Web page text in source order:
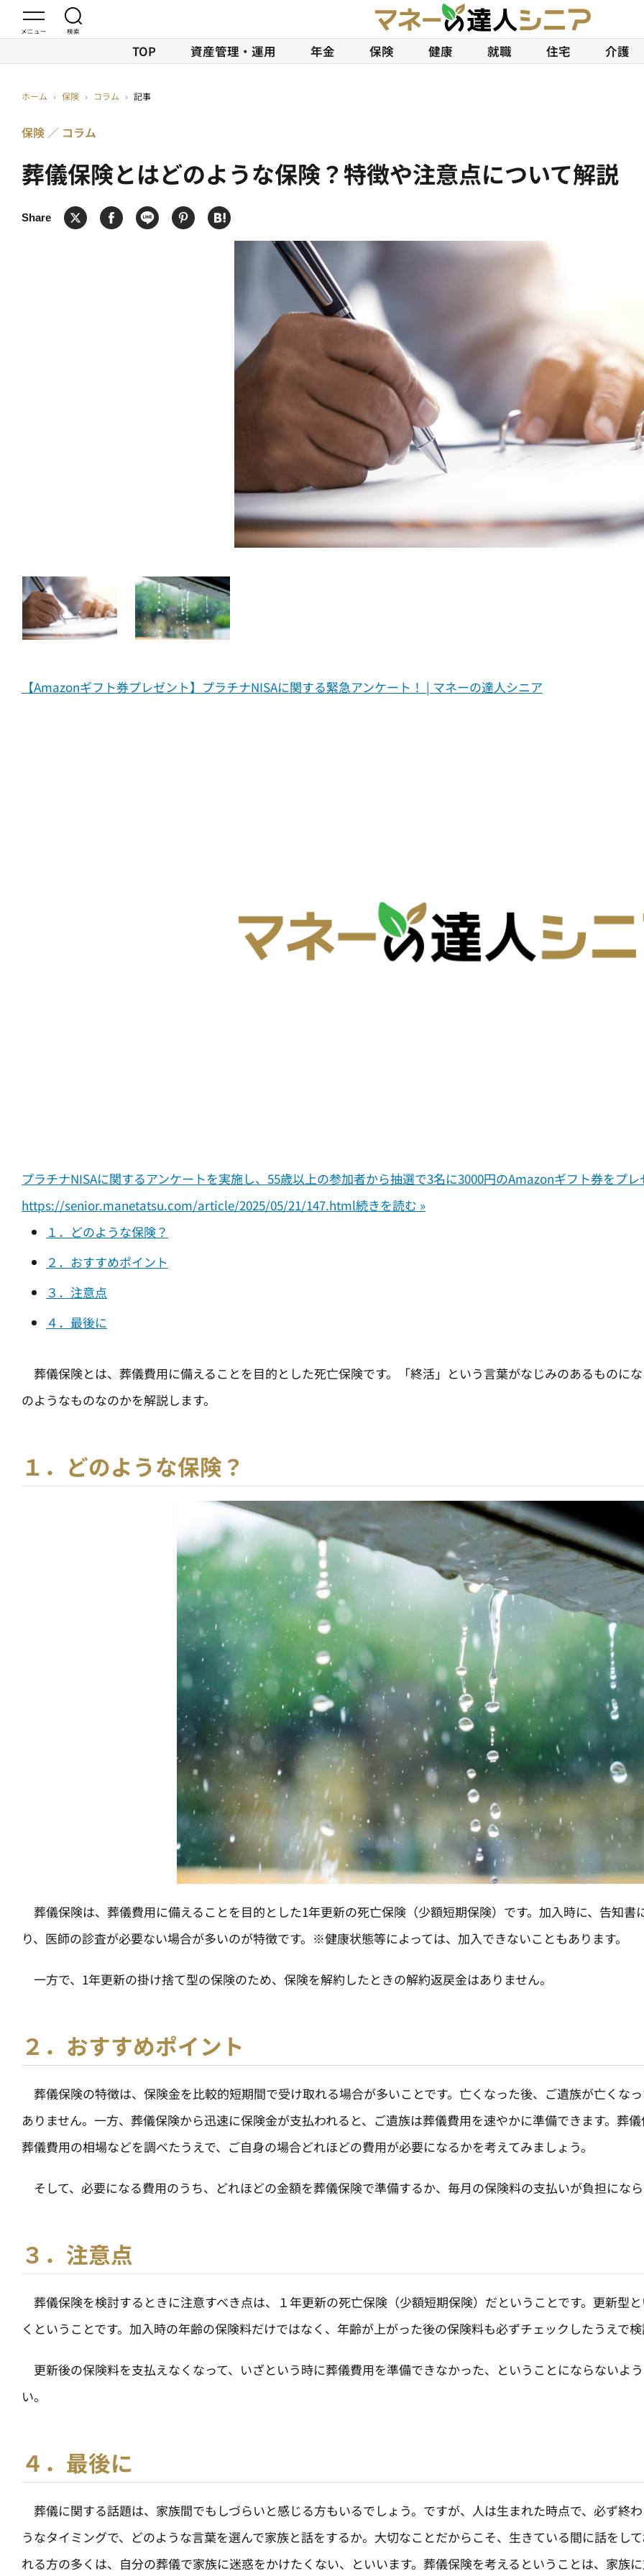
TOP 資産管理・運用 年金 保険 健康 就職 住宅 介護
ホーム › 保険 › コラム › 記事
葬儀保険とはどのような保険？特徴や注意点について解説
保険 コラム
【Amazonギフト券プレゼント】プラチナNISAに関する緊急アンケート！ | マネーの達人シニア
プラチナNISAに関するアンケートを実施し、55歳以上の参加者から抽選で3名に3000円のAmazonギフト券をプレ
https://senior.manetatsu.com/article/2025/05/21/147.html続きを読む »
１．どのような保険？
２．おすすめポイント
３．注意点
４．最後に
葬儀保険とは、葬儀費用に備えることを目的とした死亡保険です。「終活」という言葉がなじみのあるものに
のようなものなのかを解説します。
１．どのような保険？
葬儀保険は、葬儀費用に備えることを目的とした1年更新の死亡保険（少額短期保険）です。加入時に、告知
り、医師の診査が必要ない場合が多いのが特徴です。※健康状態等によっては、加入できないこともあります。
一方で、1年更新の掛け捨て型の保険のため、保険を解約したときの解約返戻金はありません。
２．おすすめポイント
葬儀保険の特徴は、保険金を比較的短期間で受け取れる場合が多いことです。亡くなった後、ご遺族が亡くな
ありません。一方、葬儀保険から迅速に保険金が支払われると、ご遺族は葬儀費用を速やかに準備できます。葬
葬儀費用の相場などを調べたうえで、ご自身の場合どれほどの費用が必要になるかを考えてみましょう。
そして、必要になる費用のうち、どれほどの金額を葬儀保険で準備するか、毎月の保険料の支払いが負担になら
３．注意点
葬儀保険を検討するときに注意すべき点は、１年更新の死亡保険（少額短期保険）だということです。更新型
くということです。加入時の年齢の保険料だけではなく、年齢が上がった後の保険料も必ずチェックしたうえで検
更新後の保険料を支払えなくなって、いざという時に葬儀費用を準備できなかった、ということにならないよ
い。
４．最後に
葬儀に関する話題は、家族間でもしづらいと感じる方もいるでしょう。ですが、人は生まれた時点で、必ず終
うなタイミングで、どのような言葉を選んで家族と話をするか。大切なことだからこそ、生きている間に話をし
れる方の多くは、自分の葬儀で家族に迷惑をかけたくない、といいます。葬儀保険を考えるということは、家族